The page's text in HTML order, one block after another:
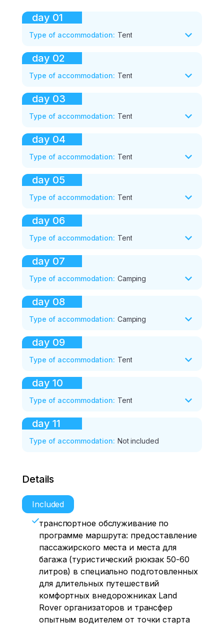
day 01
Type of accommodation: Tent
day 02
Type of accommodation: Tent
day 03
Type of accommodation: Tent
day 04
Type of accommodation: Tent
day 05
Type of accommodation: Tent
day 06
Type of accommodation: Tent
day 07
Type of accommodation: Camping
day 08
Type of accommodation: Camping
day 09
Type of accommodation: Tent
day 10
Type of accommodation: Tent
day 11
Type of accommodation: Not included
Details
Included
транспортное обслуживание по
программе маршрута: предоставление
пассажирского места и места для
багажа (туристический рюкзак 50-60
литров) в специально подготовленных
для длительных путешествий
комфортных внедорожниках Land
Rover организаторов и трансфер
опытным водителем от точки старта